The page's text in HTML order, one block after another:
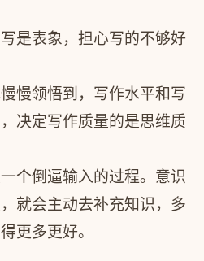
是表象，担心写的不够好
慢领悟到，写作水平和写
决定写作质量的是思维质
个倒逼输入的过程。意识
就会主动去补充知识，多
更多更好。